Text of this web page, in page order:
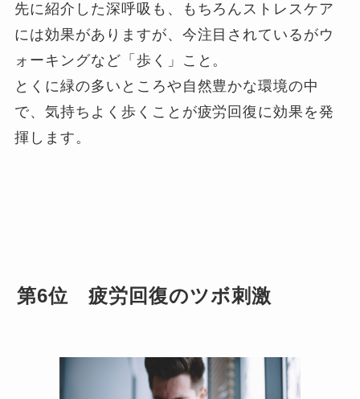
先に紹介した深呼吸も、もちろんストレスケア
には効果がありますが、今注目されているがウ
ォーキングなど「歩く」こと。
とくに緑の多いところや自然豊かな環境の中
で、気持ちよく歩くことが疲労回復に効果を発
揮します。
第6位 疲労回復のツボ刺激